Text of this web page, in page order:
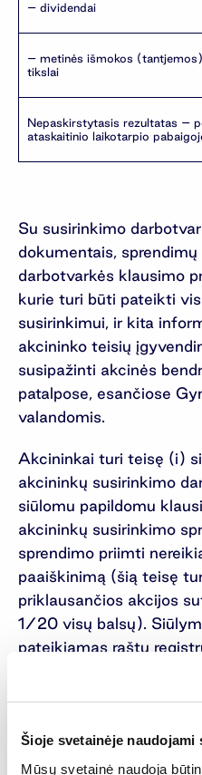
Šioje svetainėje naudojami
Mūsų svetainė naudoja
– dividendai
– metinės išmokos
tikslai
Nepaskirstytasis rezultatas –
ataskaitinio laikotarpio
Su susirinkimo
dokumentais,
darbotvarkės klausimo
kurie turi būti pateikti
susirinkimui, ir kita
akcininko teisių
susipažinti akcinės
patalpose, esančiose
valandomis.
Akcininkai turi teisę (i)
akcininkų susirinkimo
siūlomu papildomu
akcininkų susirinkimo
sprendimo priimti
paaiškinimą (šią teisę
priklausančios akcijos
1/20 visų balsų).
pateikiamas raštu
pasirašytinai.
siūlymas gaunamas ne
sprendimų projektus dėl
įtraukti ar bus įtraukti į